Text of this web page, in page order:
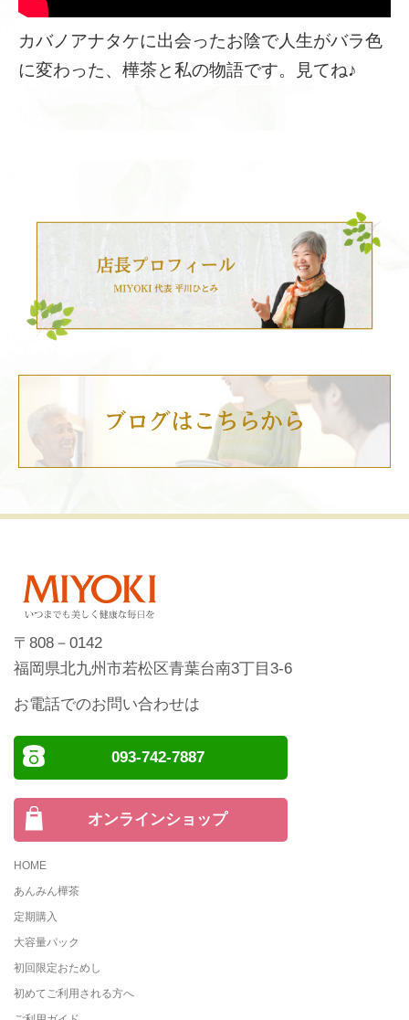
カバノアナタケに出会ったお陰で人生がバラ色
に変わった、樺茶と私の物語です。見てね♪
〒808－0142
福岡県北九州市若松区青葉台南3丁目3-6
お電話でのお問い合わせは
093-742-7887
オンラインショップ
HOME
あんみん樺茶
定期購入
大容量パック
初回限定おためし
初めてご利用される方へ